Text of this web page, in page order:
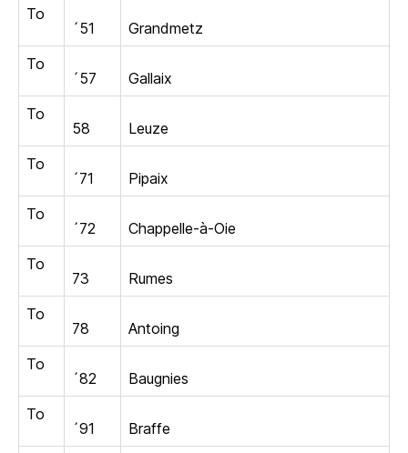
To
´51
Grandmetz
To
´57
Gallaix
To
58
Leuze
To
´71
Pipaix
To
´72
Chappelle-à-Oie
To
73
Rumes
To
78
Antoing
To
´82
Baugnies
To
´91
Braffe